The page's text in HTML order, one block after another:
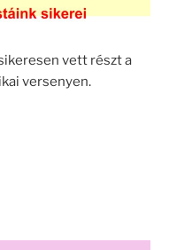
vett részt a
versenyen.